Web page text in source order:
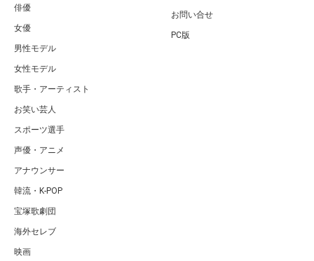
俳優
女優
男性モデル
女性モデル
歌手・アーティスト
お笑い芸人
スポーツ選手
声優・アニメ
アナウンサー
韓流・K-POP
宝塚歌劇団
海外セレブ
映画
お問い合せ
PC版